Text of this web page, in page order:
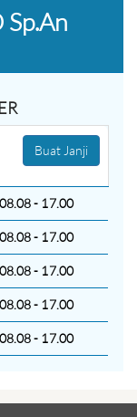
Sp.An
Buat Janji
08.08 - 17.00
08.08 - 17.00
08.08 - 17.00
08.08 - 17.00
08.08 - 17.00